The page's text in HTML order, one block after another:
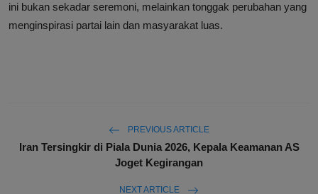
ini bukan sekadar seremoni, melainkan tonggak perubahan yang
menginspirasi partai lain dan masyarakat luas.
PREVIOUS ARTICLE
Iran Tersingkir di Piala Dunia 2026, Kepala Keamanan AS
Joget Kegirangan
NEXT ARTICLE